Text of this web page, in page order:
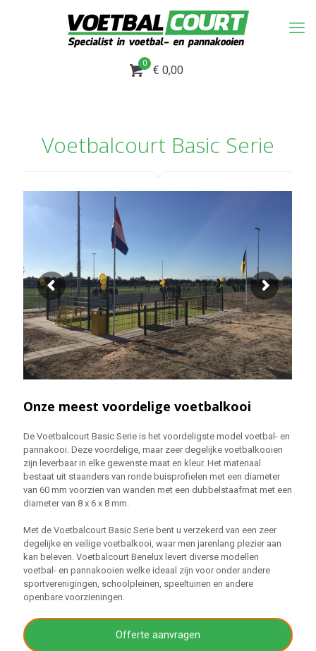
0
€ 0,00
Voetbalcourt Basic Serie
Onze meest voordelige voetbalkooi
De Voetbalcourt Basic Serie is het voordeligste model voetbal- en
pannakooi. Deze voordelige, maar zeer degelijke voetbalkooien
zijn leverbaar in elke gewenste maat en kleur. Het materiaal
bestaat uit staanders van ronde buisprofielen met een diameter
van 60 mm voorzien van wanden met een dubbelstaafmat met een
diameter van 8 x 6 x 8 mm.
Met de Voetbalcourt Basic Serie bent u verzekerd van een zeer
degelijke en veilige voetbalkooi, waar men jarenlang plezier aan
kan beleven. Voetbalcourt Benelux levert diverse modellen
voetbal- en pannakooien welke ideaal zijn voor onder andere
sportverenigingen, schoolpleinen, speeltuinen en andere
openbare voorzieningen.
Offerte aanvragen